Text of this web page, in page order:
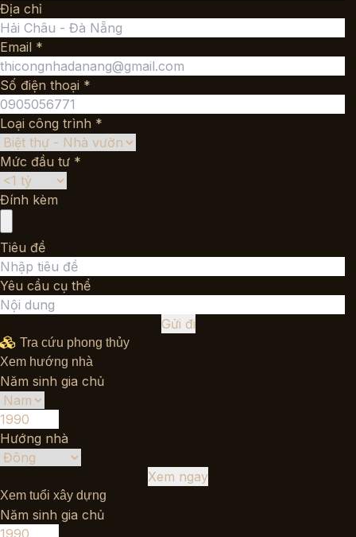
Địa chỉ
Email *
Số điện thoại *
Loại công trình *
Mức đầu tư *
Đính kèm
Tiêu đề
Yêu cầu cụ thể
Gửi đi
Tra cứu phong thủy
Xem hướng nhà
Năm sinh gia chủ
Hướng nhà
Xem ngay
Xem tuổi xây dựng
Năm sinh gia chủ